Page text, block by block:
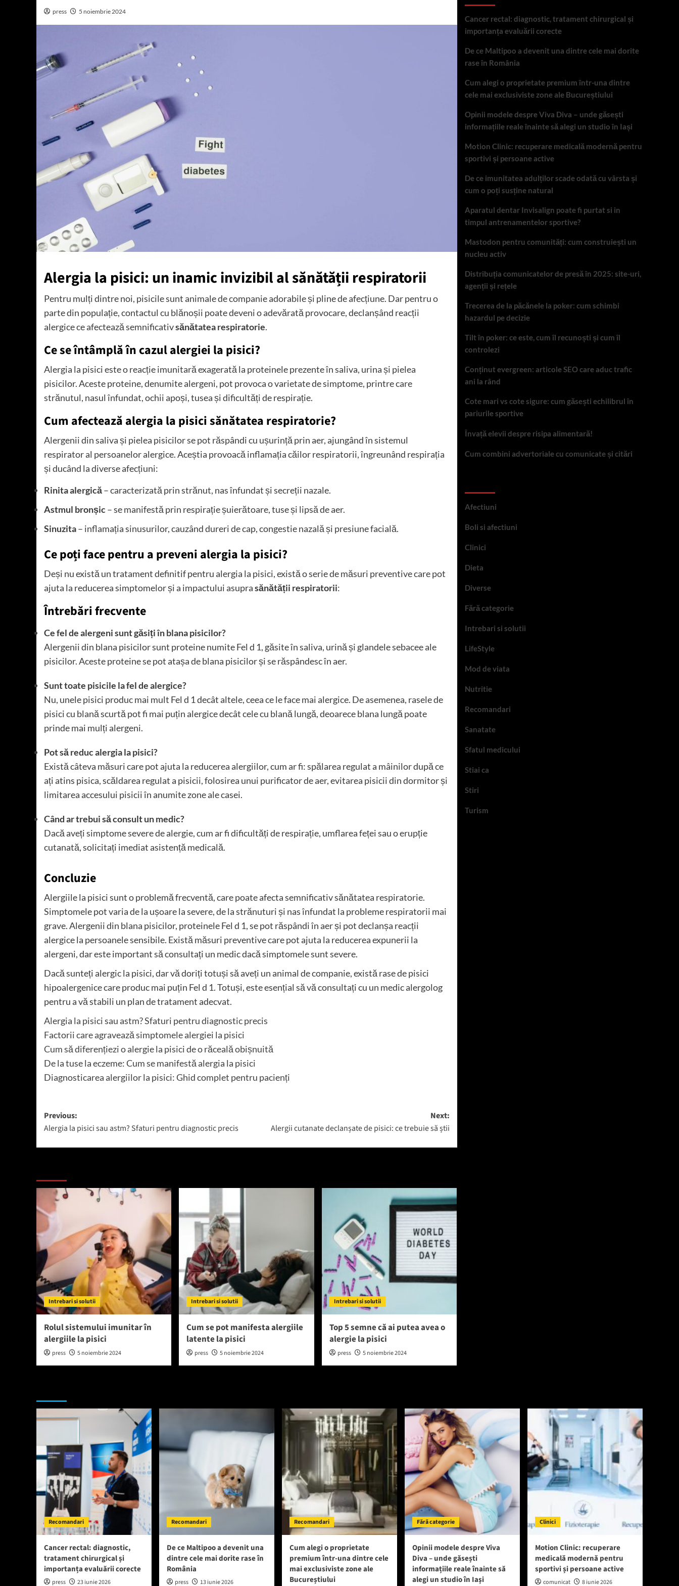
press 5 noiembrie 2024
Alergia la pisici: un inamic invizibil al sănătății respiratorii
Pentru mulți dintre noi, pisicile sunt animale de companie adorabile și pline de afecțiune. Dar pentru o
parte din populație, contactul cu blănoșii poate deveni o adevărată provocare, declanșând reacții
alergice ce afectează semnificativsănătatea respiratorie.
Ce se întâmplă în cazul alergiei la pisici?
Alergia la pisici este o reacție imunitară exagerată la proteinele prezente în saliva, urina și pielea
pisicilor. Aceste proteine, denumite alergeni, pot provoca o varietate de simptome, printre care
strănutul, nasul înfundat, ochii apoși, tusea și dificultăți de respirație.
Cum afectează alergia la pisici sănătatea respiratorie?
Alergenii din saliva și pielea pisicilor se pot răspândi cu ușurință prin aer, ajungând în sistemul
respirator al persoanelor alergice. Aceștia provoacă inflamația căilor respiratorii, îngreunând respirația
și ducând la diverse afecțiuni:
Rinita alergică– caracterizată prin strănut, nas înfundat și secreții nazale.
Astmul bronșic– se manifestă prin respirație șuierătoare, tuse și lipsă de aer.
Sinuzita– inflamația sinusurilor, cauzând dureri de cap, congestie nazală și presiune facială.
Ce poți face pentru a preveni alergia la pisici?
Deși nu există un tratament definitif pentru alergia la pisici, există o serie de măsuri preventive care pot
ajuta la reducerea simptomelor și a impactului asuprasănătății respiratorii:
Întrebări frecvente
Ce fel de alergeni sunt găsiți în blana pisicilor?
Alergenii din blana pisicilor sunt proteine numite Fel d 1, găsite în saliva, urină și glandele sebacee ale
pisicilor. Aceste proteine se pot atașa de blana pisicilor și se răspândesc în aer.
Sunt toate pisicile la fel de alergice?
Nu, unele pisici produc mai mult Fel d 1 decât altele, ceea ce le face mai alergice. De asemenea, rasele de
pisici cu blană scurtă pot fi mai puțin alergice decât cele cu blană lungă, deoarece blana lungă poate
prinde mai mulți alergeni.
Pot să reduc alergia la pisici?
Există câteva măsuri care pot ajuta la reducerea alergiilor, cum ar fi: spălarea regulat a mâinilor după ce
ați atins pisica, scăldarea regulat a pisicii, folosirea unui purificator de aer, evitarea pisicii din dormitor și
limitarea accesului pisicii în anumite zone ale casei.
Când ar trebui să consult un medic?
Dacă aveți simptome severe de alergie, cum ar fi dificultăți de respirație, umflarea feței sau o erupție
cutanată, solicitați imediat asistență medicală.
Concluzie
Alergiile la pisici sunt o problemă frecventă, care poate afecta semnificativ sănătatea respiratorie.
Simptomele pot varia de la ușoare la severe, de la strănuturi și nas înfundat la probleme respiratorii mai
grave. Alergenii din blana pisicilor, proteinele Fel d 1, se pot răspândi în aer și pot declanșa reacții
alergice la persoanele sensibile. Există măsuri preventive care pot ajuta la reducerea expunerii la
alergeni, dar este important să consultați un medic dacă simptomele sunt severe.
Dacă sunteți alergic la pisici, dar vă doriți totuși să aveți un animal de companie, există rase de pisici
hipoalergenice care produc mai puțin Fel d 1. Totuși, este esențial să vă consultați cu un medic alergolog
pentru a vă stabili un plan de tratament adecvat.
Alergia la pisici sau astm? Sfaturi pentru diagnostic precis
Factorii care agravează simptomele alergiei la pisici
Cum să diferențiezi o alergie la pisici de o răceală obișnuită
De la tuse la eczeme: Cum se manifestă alergia la pisici
Diagnosticarea alergiilor la pisici: Ghid complet pentru pacienți
Post
navigation
Previous:
Alergia la pisici sau astm? Sfaturi pentru diagnostic precis
Next:
Alergii cutanate declanșate de pisici: ce trebuie să știi
Intrebari si solutii
Rolul sistemului imunitar în
alergiile la pisici
press 5 noiembrie 2024
Intrebari si solutii
Cum se pot manifesta alergiile
latente la pisici
press 5 noiembrie 2024
Intrebari si solutii
Top 5 semne că ai putea avea o
alergie la pisici
press 5 noiembrie 2024
Cancer rectal: diagnostic, tratament chirurgical și
importanța evaluării corecte
De ce Maltipoo a devenit una dintre cele mai dorite
rase în România
Cum alegi o proprietate premium într-una dintre
cele mai exclusiviste zone ale Bucureștiului
Opinii modele despre Viva Diva – unde găsești
informațiile reale înainte să alegi un studio în Iași
Motion Clinic: recuperare medicală modernă pentru
sportivi și persoane active
De ce imunitatea adulților scade odată cu vârsta și
cum o poți susține natural
Aparatul dentar Invisalign poate fi purtat si in
timpul antrenamentelor sportive?
Mastodon pentru comunități: cum construiești un
nucleu activ
Distribuția comunicatelor de presă în 2025: site-uri,
agenții și rețele
Trecerea de la păcănele la poker: cum schimbi
hazardul pe decizie
Tilt în poker: ce este, cum îl recunoști și cum îl
controlezi
Conținut evergreen: articole SEO care aduc trafic
ani la rând
Cote mari vs cote sigure: cum găsești echilibrul în
pariurile sportive
Învață elevii despre risipa alimentară!
Cum combini advertoriale cu comunicate și citări
Afectiuni
Boli si afectiuni
Clinici
Dieta
Diverse
Fără categorie
Intrebari si solutii
LifeStyle
Mod de viata
Nutritie
Recomandari
Sanatate
Sfatul medicului
Stiai ca
Stiri
Turism
Recomandari
Cancer rectal: diagnostic,
tratament chirurgical și
importanța evaluării corecte
press 23 iunie 2026
Recomandari
De ce Maltipoo a devenit una
dintre cele mai dorite rase în
România
press 13 iunie 2026
Recomandari
Cum alegi o proprietate
premium într-una dintre cele
mai exclusiviste zone ale
Bucureștiului
Fără categorie
Opinii modele despre Viva
Diva – unde găsești
informațiile reale înainte să
alegi un studio în Iași
Clinici
Motion Clinic: recuperare
medicală modernă pentru
sportivi și persoane active
comunicat 8 iunie 2026